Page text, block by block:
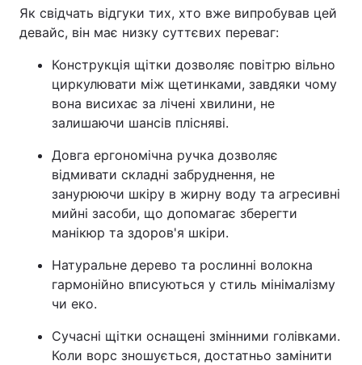
Як свідчать відгуки тих, хто вже випробував цей
девайс, він має низку суттєвих переваг:
Конструкція щітки дозволяє повітрю вільно
циркулювати між щетинками, завдяки чому
вона висихає за лічені хвилини, не
залишаючи шансів плісняві.
Довга ергономічна ручка дозволяє
відмивати складні забруднення, не
занурюючи шкіру в жирну воду та агресивні
мийні засоби, що допомагає зберегти
манікюр та здоров'я шкіри.
Натуральне дерево та рослинні волокна
гармонійно вписуються у стиль мінімалізму
чи еко.
Сучасні щітки оснащені змінними голівками.
Коли ворс зношується, достатньо замінити